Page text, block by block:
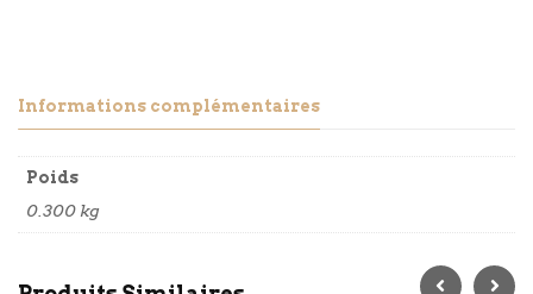
Informations complémentaires
Poids
0.300 kg